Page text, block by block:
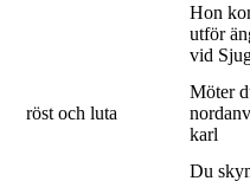
Hon
utför
vid
röst och luta
Möter
karl
Du